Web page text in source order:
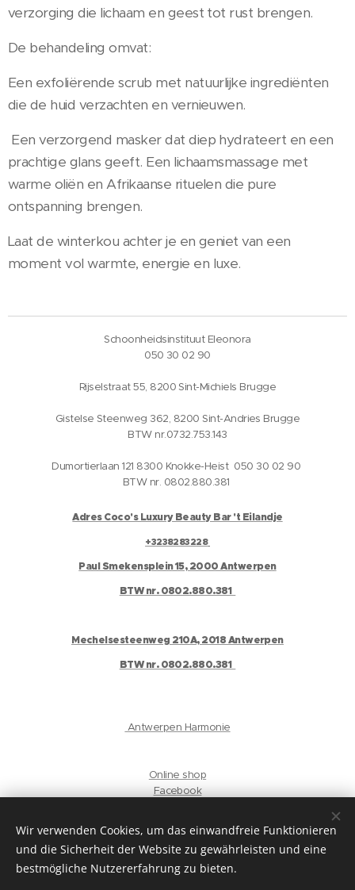
verzorging die lichaam en geest tot rust brengen.
De behandeling omvat:
Een exfoliërende scrub met natuurlijke ingrediënten
die de huid verzachten en vernieuwen.
Een verzorgend masker dat diep hydrateert en een
prachtige glans geeft. Een lichaamsmassage met
warme oliën en Afrikaanse rituelen die pure
ontspanning brengen.
Laat de winterkou achter je en geniet van een
moment vol warmte, energie en luxe.
Schoonheidsinstituut Eleonora
050 30 02 90
Rijselstraat 55, 8200 Sint-Michiels Brugge
Gistelse Steenweg 362, 8200 Sint-Andries Brugge
BTW nr.0732.753.143
Dumortierlaan 121 8300 Knokke-Heist 050 30 02 90
BTW nr. 0802.880.381
Adres Coco's Luxury Beauty Bar 't Eilandje
+3238283228
Paul Smekensplein 15, 2000 Antwerpen
BTW nr. 0802.880.381
Mechelsesteenweg 210A, 2018 Antwerpen
BTW nr. 0802.880.381
Antwerpen Harmonie
Online shop
Facebook
privacyverklaring
Wir verwenden Cookies, um das einwandfreie Funktionieren
und die Sicherheit der Website zu gewährleisten und eine
bestmögliche Nutzererfahrung zu bieten.